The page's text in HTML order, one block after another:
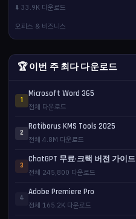
⬇️ 33.9K 다운로드
오피스 & 비즈니스
🏆 이번 주 최다 다운로드
1
Microsoft Word 365
전체 다운로드
2
Ratiborus KMS Tools 2025
전체 4.8M 다운로드
3
ChatGPT 무료·크랙 버전 가이드
전체 245,800 다운로드
4
Adobe Premiere Pro
전체 165.2K 다운로드